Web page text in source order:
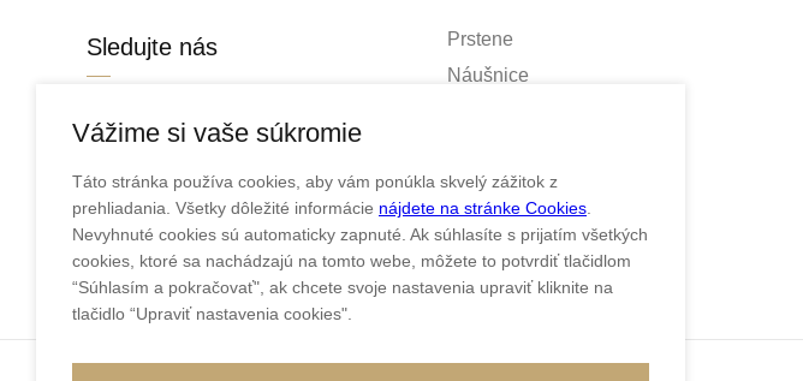
Sledujte nás
facebook
Prstene
Náušnice
Náramky
Náhrdelníky
Obrúčky
Vážime si vaše súkromie
Táto stránka používa cookies, aby vám ponúkla skvelý zážitok z
prehliadania. Všetky dôležité informácie nájdete na stránke Cookies
Nevyhnuté cookies sú automaticky zapnuté. Ak súhlasíte s prijatím všetkých
cookies, ktoré sa nachádzajú na tomto webe, môžete to potvrdiť tlačidlom
“Súhlasím a pokračovať", ak chcete svoje nastavenia upraviť kliknite na
tlačidlo “Upraviť nastavenia cookies".